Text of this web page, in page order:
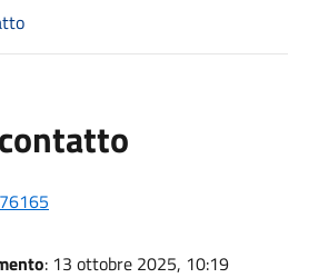
: 13 ottobre 2025, 10:19